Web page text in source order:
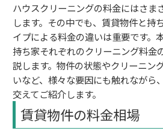
ハウスクリーニングの料金にはさま
します。その中でも、賃貸物件と持
イプによる料金の違いは重要です。
持ち家それぞれのクリーニング料金
説します。物件の状態やクリーニン
いなど、様々な要因にも触れながら
交えてご紹介します。
賃貸物件の料金相場